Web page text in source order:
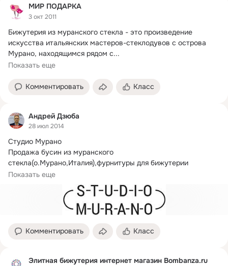
МИР ПОДАРКА
3 окт 2011
Бижутерия из муранского стекла - это произведение
искусства итальянских мастеров-стеклодувов с острова
Мурано, находящимся рядом с...
Показать еще
Комментировать Класс
Андрей Дзюба
28 июл 2014
Студио Мурано
Продажа бусин из муранского
стекла(о.Мурано,Италия),фурнитуры для бижутерии
немецкого производства,заказы на стеклянные детали для
украшений любой сложности.
Показать еще
Комментировать Класс
Элитная бижутерия интернет магазин Bombanza.ru